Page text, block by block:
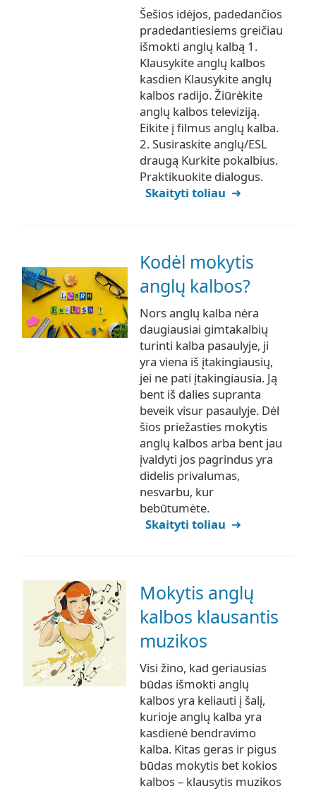
Šešios idėjos, padedančios
pradedantiesiems greičiau
išmokti anglų kalbą 1.
Klausykite anglų kalbos
kasdien Klausykite anglų
kalbos radijo. Žiūrėkite
anglų kalbos televiziją.
Eikite į filmus anglų kalba.
2. Susiraskite anglų/ESL
draugą Kurkite pokalbius.
Praktikuokite dialogus.
Skaityti toliau
Kodėl mokytis
anglų kalbos?
Nors anglų kalba nėra
daugiausiai gimtakalbių
turinti kalba pasaulyje, ji
yra viena iš įtakingiausių,
jei ne pati įtakingiausia. Ją
bent iš dalies supranta
beveik visur pasaulyje. Dėl
šios priežasties mokytis
anglų kalbos arba bent jau
įvaldyti jos pagrindus yra
didelis privalumas,
nesvarbu, kur
bebūtumėte.
Skaityti toliau
Mokytis anglų
kalbos klausantis
muzikos
Visi žino, kad geriausias
būdas išmokti anglų
kalbos yra keliauti į šalį,
kurioje anglų kalba yra
kasdienė bendravimo
kalba. Kitas geras ir pigus
būdas mokytis bet kokios
kalbos – klausytis muzikos